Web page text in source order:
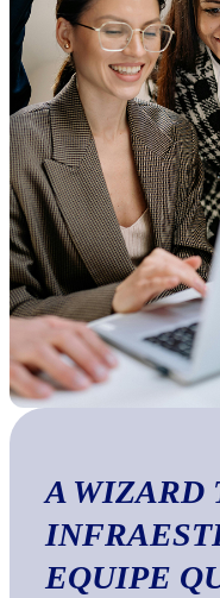
A WIZARD
EQUIPE